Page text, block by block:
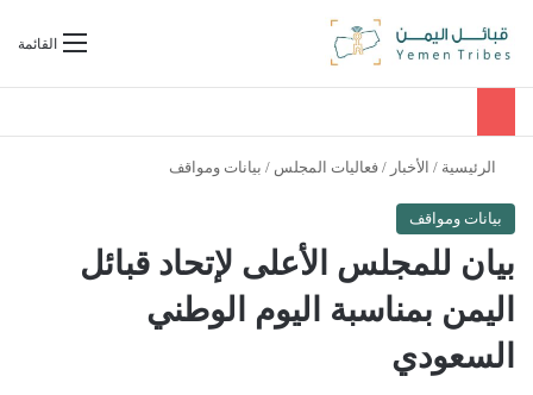
القائمةبحث عن
الرئيسية / الأخبار / فعاليات المجلس / بيانات ومواقف
بيانات ومواقف
بيان للمجلس الأعلى لإتحاد قبائل
اليمن بمناسبة اليوم الوطني
السعودي